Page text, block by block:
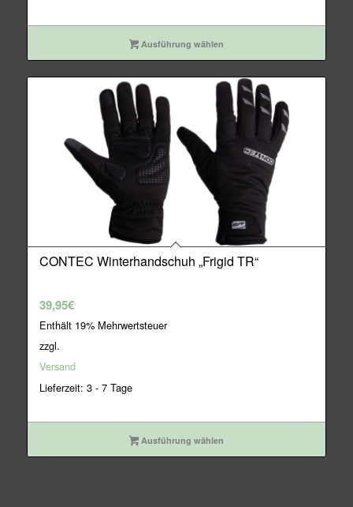
Ausführung wählen
CONTEC Winterhandschuh „Frigid TR“
39,95€
Enthält 19% Mehrwertsteuer
zzgl.
Versand
Lieferzeit: 3 - 7 Tage
Ausführung wählen